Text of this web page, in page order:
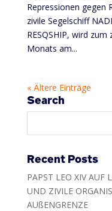
Repressionen gegen
zivile Segelschiff
RESQSHIP, wird
Monats am...
« Ältere Einträge
Search
Recent Posts
PAPST LEO XIV AUF
UND ZIVILE
AUßENGRENZE